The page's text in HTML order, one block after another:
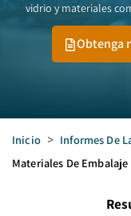
vidrio y materiales
Obtenga
Inicio > Informes De
Materiales De Embalaje